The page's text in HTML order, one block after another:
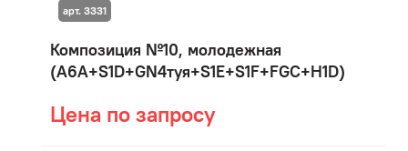
Композиция №10, молодежная
(A6A+S1D+GN4туя+S1E+S1F+FGC+H1D)
Цена по запросу
арт. 3331